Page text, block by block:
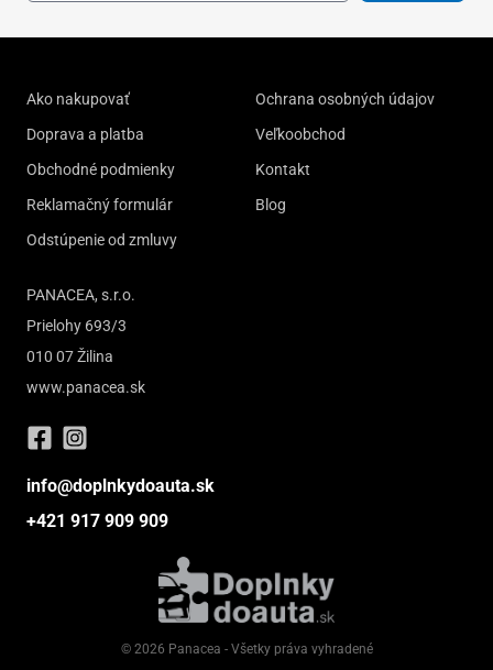
Ako nakupovať
Doprava a platba
Obchodné podmienky
Reklamačný formulár
Odstúpenie od zmluvy
Ochrana osobných údajov
Veľkoobchod
Kontakt
Blog
PANACEA, s.r.o.
Prielohy 693/3
010 07 Žilina
www.panacea.sk
info@doplnkydoauta.sk
+421 917 909 909
© 2026 Panacea - Všetky práva vyhradené